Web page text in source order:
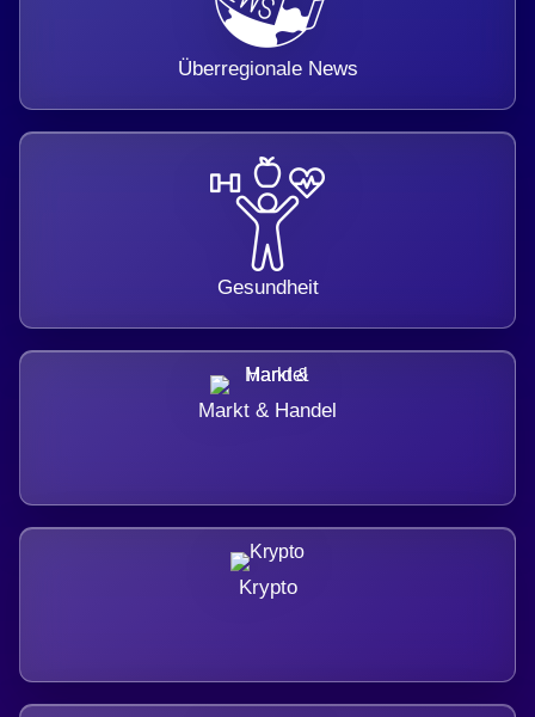
Überregionale News
Gesundheit
Markt & Handel
Krypto